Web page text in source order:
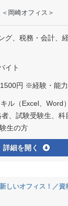
岡崎オフィス＞
グ、税務・会計、
イト
※経験・能力など考慮の上
Excel、Word） ※以下の方は
、試験受験生、科
生の方
詳細を開く
しいオフィス！／資